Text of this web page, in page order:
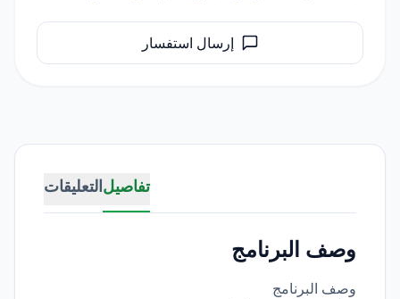
تفاصيلالتعليقات
وصف البرنامج
وصف البرنامج
إرسال استفسار